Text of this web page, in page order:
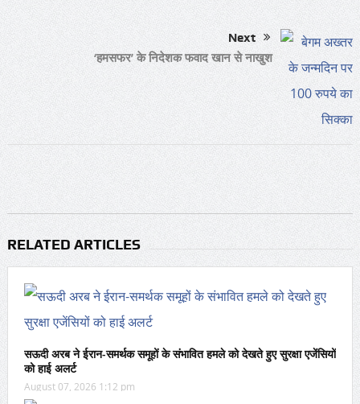
Next
‘हमसफर’ के निदेशक फवाद खान से नाखुश
RELATED ARTICLES
सऊदी अरब ने ईरान-समर्थक समूहों के संभावित हमले को देखते हुए सुरक्षा एजेंसियों
को हाई अलर्ट
August 07, 2026 1:12 pm